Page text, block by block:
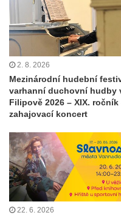
2. 8. 2026
Mezinárodní hudební
varhanní duchovní hudby
Filipově 2026 – XIX. ročník
zahajovací koncert
22. 6. 2026